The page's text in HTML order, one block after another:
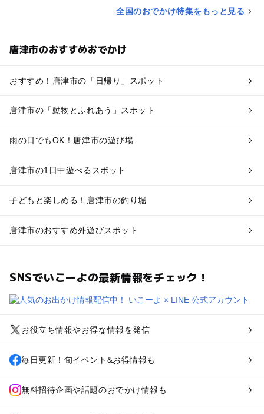
全国のおでかけ特集をもっと見る
唐津市のおすすめおでかけ
おすすめ！唐津市の「日帰り」スポット
唐津市の「動物とふれあう」スポット
雨の日でもOK！唐津市の遊び場
唐津市の1日中遊べるスポット
子どもと楽しめる！唐津市の釣り堀
唐津市のおすすめ外遊びスポット
SNSでいこーよの最新情報をチェック！
お役立ち情報やお得な情報を発信
毎日更新！旬イベント&お得情報も
無料招待企画や話題のおでかけ情報も